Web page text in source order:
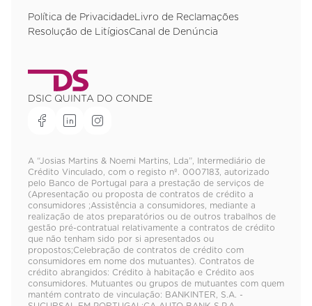
Política de Privacidade Livro de Reclamações
Resolução de LitígiosCanal de Denúncia
DSIC QUINTA DO CONDE
A “Josias Martins & Noemi Martins, Lda”, Intermediário de
Crédito Vinculado, com o registo nº. 0007183, autorizado
pelo Banco de Portugal para a prestação de serviços de
(Apresentação ou proposta de contratos de crédito a
consumidores ;Assistência a consumidores, mediante a
realização de atos preparatórios ou de outros trabalhos de
gestão pré-contratual relativamente a contratos de crédito
que não tenham sido por si apresentados ou
propostos;Celebração de contratos de crédito com
consumidores em nome dos mutuantes). Contratos de
crédito abrangidos: Crédito à habitação e Crédito aos
consumidores. Mutuantes ou grupos de mutuantes com quem
mantém contrato de vinculação: BANKINTER, S.A. -